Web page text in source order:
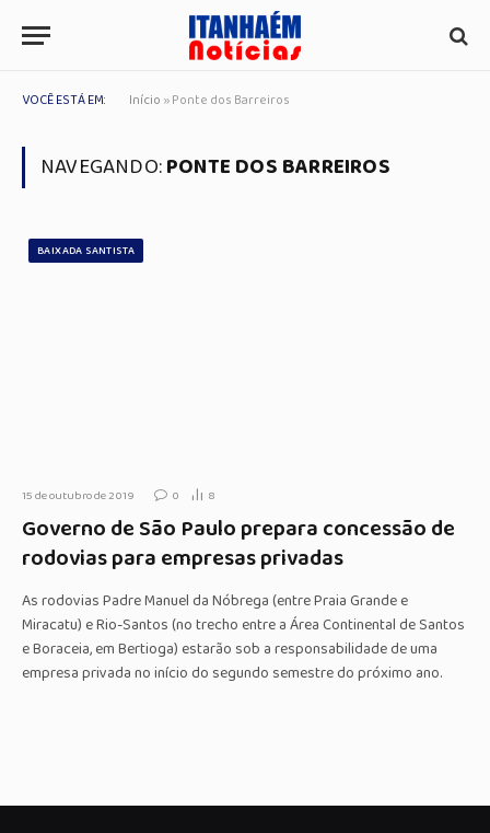
VOCÊ ESTÁ EM: Início »Ponte dos Barreiros
NAVEGANDO:PONTE DOS BARREIROS
BAIXADA SANTISTA
15 de outubro de 2019 0 8
Governo de São Paulo prepara concessão de
rodovias para empresas privadas
As rodovias Padre Manuel da Nóbrega (entre Praia Grande e
Miracatu) e Rio-Santos (no trecho entre a Área Continental de Santos
e Boraceia, em Bertioga) estarão sob a responsabilidade de uma
empresa privada no início do segundo semestre do próximo ano.